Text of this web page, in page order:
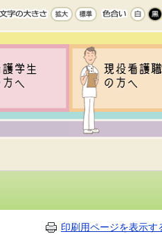
印刷用ページを表示す